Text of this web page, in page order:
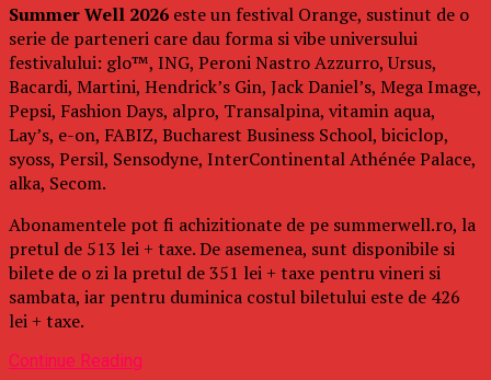
Summer Well 2026 este un festival Orange, sustinut de o
serie de parteneri care dau forma si vibe universului
festivalului: glo™, ING, Peroni Nastro Azzurro, Ursus,
Bacardi, Martini, Hendrick’s Gin, Jack Daniel’s, Mega Image,
Pepsi, Fashion Days, alpro, Transalpina, vitamin aqua,
Lay’s, e-on, FABIZ, Bucharest Business School, biciclop,
syoss, Persil, Sensodyne, InterContinental Athénée Palace,
alka, Secom.
Abonamentele pot fi achizitionate de pe summerwell.ro, la
pretul de 513 lei + taxe. De asemenea, sunt disponibile si
bilete de o zi la pretul de 351 lei + taxe pentru vineri si
sambata, iar pentru duminica costul biletului este de 426
lei + taxe.
Continue Reading